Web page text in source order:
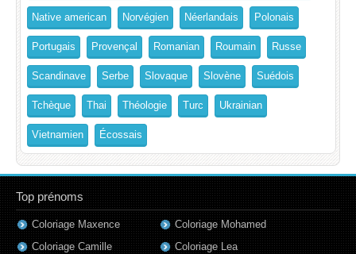
Native american Norvégien Néerlandais Polonais
Portugais Provençal Romanian Roumain Russe
Scandinave Serbe Slovaque Slovène Suédois
Tchèque Thai Théologie Turc Ukrainian
Vietnamien Écossais
Top prénoms
Coloriage Maxence
Coloriage Camille
Coloriage Mohamed
Coloriage Lea